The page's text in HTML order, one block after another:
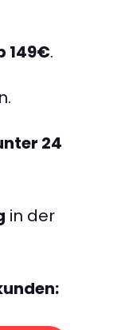
149€.
24
in der